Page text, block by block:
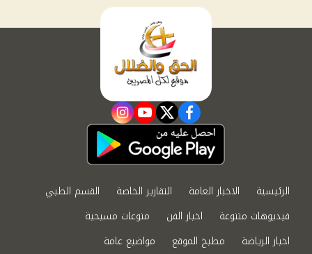
facebook
twitter
youtube
instagram
الرئيسية الاخبار العامة التقارير الخاصة
القسم الطبي
فيديوهات متنوعة
اخبار الفن
منوعات مسيحية
اخبار الرياضة
مطبخ الموقع مواضيع عامة